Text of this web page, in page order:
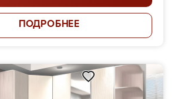
ПОДРОБНЕЕ